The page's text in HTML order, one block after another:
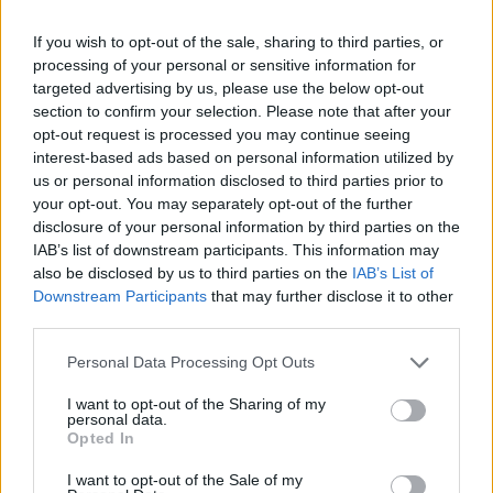
If you wish to opt-out of the sale, sharing to third parties, or
processing of your personal or sensitive information for
targeted advertising by us, please use the below opt-out
section to confirm your selection. Please note that after your
opt-out request is processed you may continue seeing
interest-based ads based on personal information utilized by
us or personal information disclosed to third parties prior to
your opt-out. You may separately opt-out of the further
disclosure of your personal information by third parties on the
IAB’s list of downstream participants. This information may
also be disclosed by us to third parties on the IAB’s List of
Downstream Participants that may further disclose it to other
Personal Data Processing Opt Outs
I want to opt-out of the Sharing of my
personal data.
Opted In
I want to opt-out of the Sale of my